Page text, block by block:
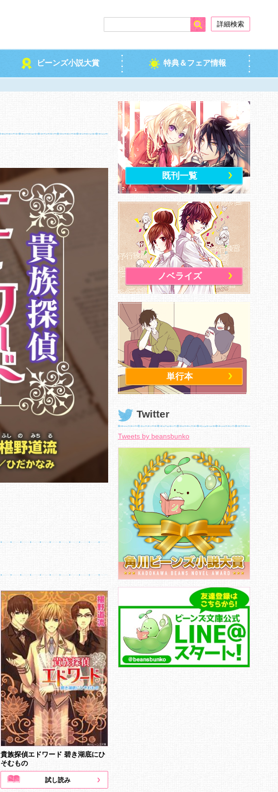
検索
詳細検索
ビーンズ小説大賞 特典＆フェア情報
貴族探偵エドワード 碧き湖底にひ
そむもの
試し読み
既刊一覧
ノベライズ
単行本
Twitter
Tweets by beansbunko